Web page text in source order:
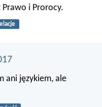
i Prorocy.
ani językiem, ale